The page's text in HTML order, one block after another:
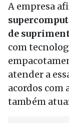
A empresa
de
com
atender a
acordos com
também